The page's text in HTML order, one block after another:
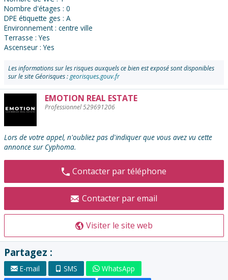
Nombre d'étages : 0
DPE étiquette ges : A
Environnement : centre ville
Terrasse : Yes
Ascenseur : Yes
Les informations sur les risques auxquels ce bien est exposé sont disponibles
sur le site Géorisques :georisques.gouv.fr
l'annonceur
EMOTION REAL ESTATE
Professionnel 529691206
Lors de votre appel, n'oubliez pas d'indiquer que vous avez vu cette
annonce sur Cyphoma.
Contacter par téléphone
Contacter par email
Visiter le site web
Partagez :
E-mail SMS
WhatsApp